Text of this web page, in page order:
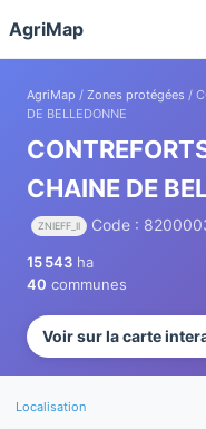
AgriMap
AgriMap / Zones protégées /
DE BELLEDONNE
CHAINE DE
ZNIEFF_II Code :
15 543 ha
40 communes
Voir sur la carte
Localisation